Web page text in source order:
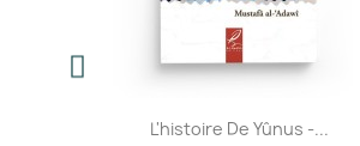
Aperçu rapide
L'histoire De Yûnus -...